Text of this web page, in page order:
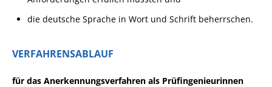
die deutsche Sprache in Wort und Schrift beherrschen.
VERFAHRENSABLAUF
für das Anerkennungsverfahren als Prüfingenieurinnen